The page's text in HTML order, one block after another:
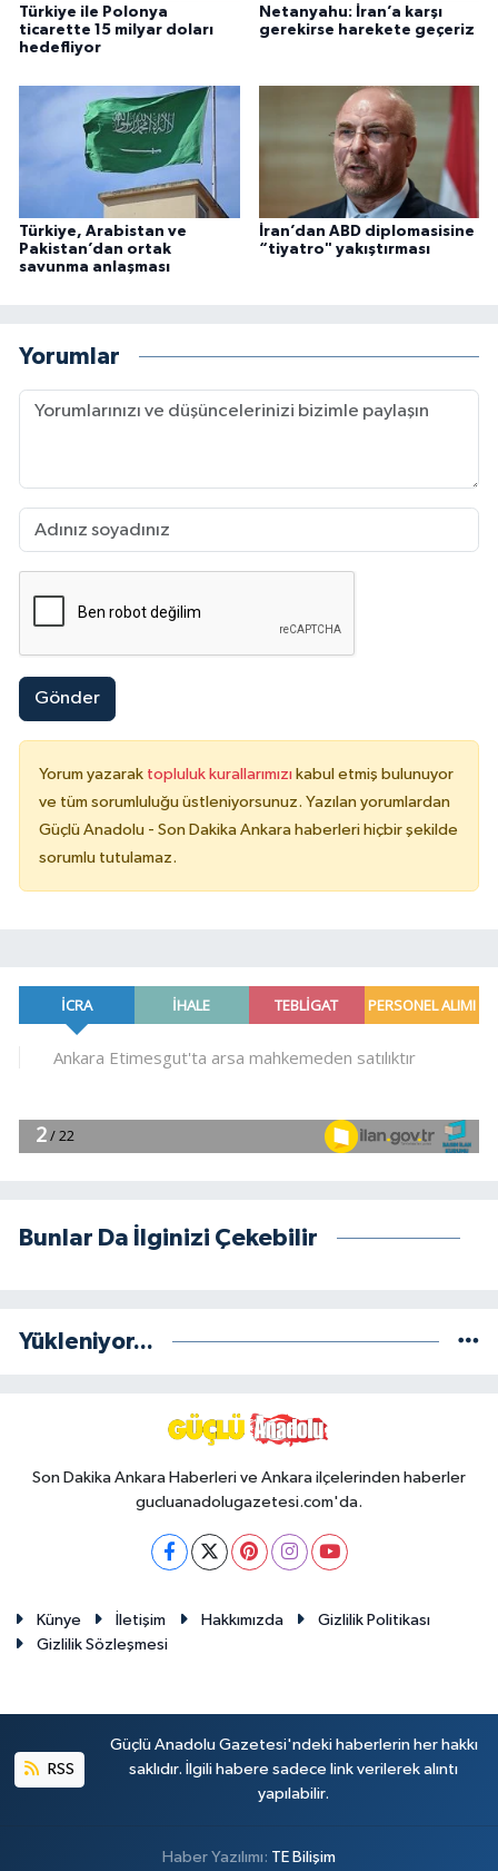
Türkiye ile Polonya
ticarette 15 milyar doları
hedefliyor
Netanyahu: İran’a karşı
gerekirse harekete geçeriz
Türkiye, Arabistan ve
Pakistan’dan ortak
savunma anlaşması
İran’dan ABD diplomasisine
“tiyatro" yakıştırması
Yorumlar
Gönder
Yorum yazarak topluluk kurallarımızı kabul etmiş bulunuyor
ve tüm sorumluluğu üstleniyorsunuz. Yazılan yorumlardan
Güçlü Anadolu - Son Dakika Ankara haberleri hiçbir şekilde
sorumlu tutulamaz.
Bunlar Da İlginizi Çekebilir
Yükleniyor...
Son Dakika Ankara Haberleri ve Ankara ilçelerinden haberler
gucluanadolugazetesi.com'da.
Künye İletişim Hakkımızda
Gizlilik Politikası
Gizlilik Sözleşmesi
RSS
Güçlü Anadolu Gazetesi'ndeki haberlerin her hakkı
saklıdır. İlgili habere sadece link verilerek alıntı
yapılabilir.
Haber Yazılımı: TE Bilişim